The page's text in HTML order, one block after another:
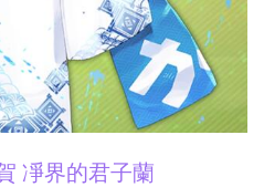
凈界的君子蘭